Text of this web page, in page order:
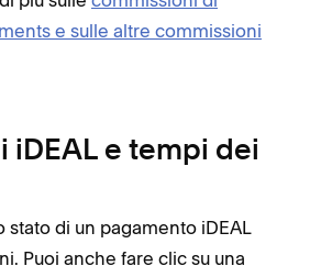
e sulle altre commissioni
iDEAL e tempi dei
stato di un pagamento iDEAL
Puoi anche fare clic su una